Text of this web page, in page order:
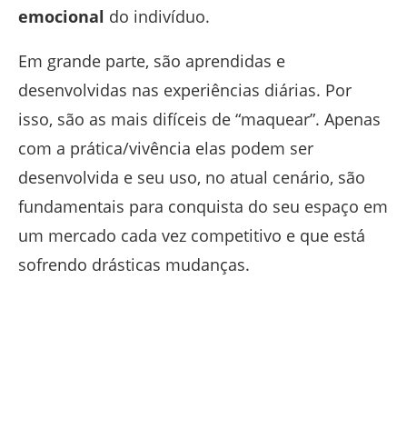
emocional do indivíduo.
Em grande parte, são aprendidas e
desenvolvidas nas experiências diárias. Por
isso, são as mais difíceis de “maquear”. Apenas
com a prática/vivência elas podem ser
desenvolvida e seu uso, no atual cenário, são
fundamentais para conquista do seu espaço em
um mercado cada vez competitivo e que está
sofrendo drásticas mudanças.